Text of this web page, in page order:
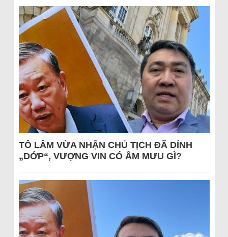
TÔ LÂM VỪA NHẬN CHỦ TỊCH ĐÃ DÍNH
„DỚP“, VƯỢNG VIN CÓ ÂM MƯU GÌ?